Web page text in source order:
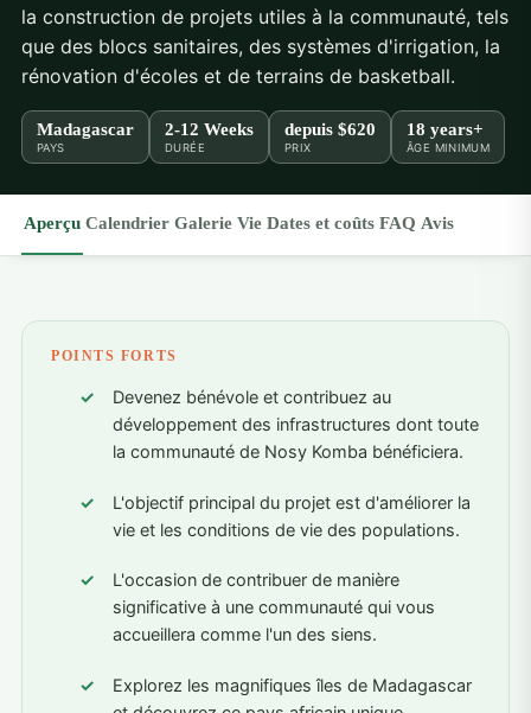
la construction de projets utiles à la communauté, tels
que des blocs sanitaires, des systèmes d'irrigation, la
rénovation d'écoles et de terrains de basketball.
Madagascar
PAYS
2-12 Weeks
DURÉE
depuis $620
PRIX
18 years+
ÂGE MINIMUM
Aperçu Calendrier Galerie Vie Dates et coûts FAQ Avis
POINTS FORTS
Devenez bénévole et contribuez au
développement des infrastructures dont toute
la communauté de Nosy Komba bénéficiera.
L'objectif principal du projet est d'améliorer la
vie et les conditions de vie des populations.
L'occasion de contribuer de manière
significative à une communauté qui vous
accueillera comme l'un des siens.
Explorez les magnifiques îles de Madagascar